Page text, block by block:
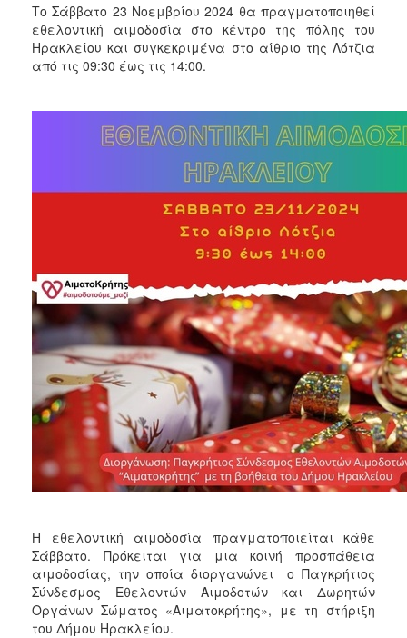
2021
2020
2019
2017
2016
2010
2006
ΤΟΠΟΣ
ΠΟΛΙΤΙΣΜΟΣ
Το Σάββατο 23 Νοεμβρίου 2024 θα πραγματοποιηθεί
εθελοντική αιμοδοσία στο κέντρο της πόλης του
Ηρακλείου και συγκεκριμένα στο αίθριο της Λότζια
από τις 09:30 έως τις 14:00.
Η εθελοντική αιμοδοσία πραγματοποιείται κάθε
Σάββατο. Πρόκειται για μια κοινή προσπάθεια
αιμοδοσίας, την οποία διοργανώνει ο Παγκρήτιος
Σύνδεσμος Εθελοντών Αιμοδοτών και Δωρητών
Οργάνων Σώματος «Αιματοκρήτης», με τη στήριξη
του Δήμου Ηρακλείου.